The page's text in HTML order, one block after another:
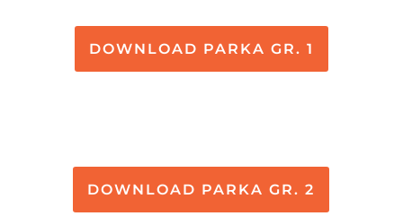
DOWNLOAD PARKA GR. 1
DOWNLOAD PARKA GR. 2